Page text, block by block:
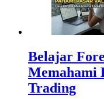
Belajar
Memahami
Trading